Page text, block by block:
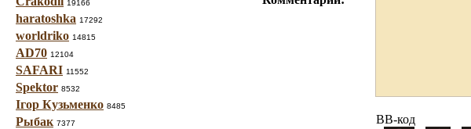
19166
haratoshka 17292
worldriko 14815
AD70 12104
SAFARI 11552
Spektor 8532
Ігор Кузьменко 8485
Рыбак 7377 BB-код